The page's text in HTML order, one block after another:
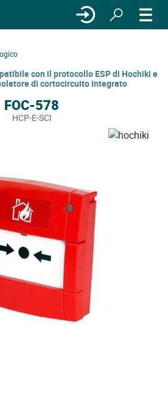
con il protocollo ESP di Hochiki e
di cortocircuito integrato
FOC-578
HCP-E-SCI